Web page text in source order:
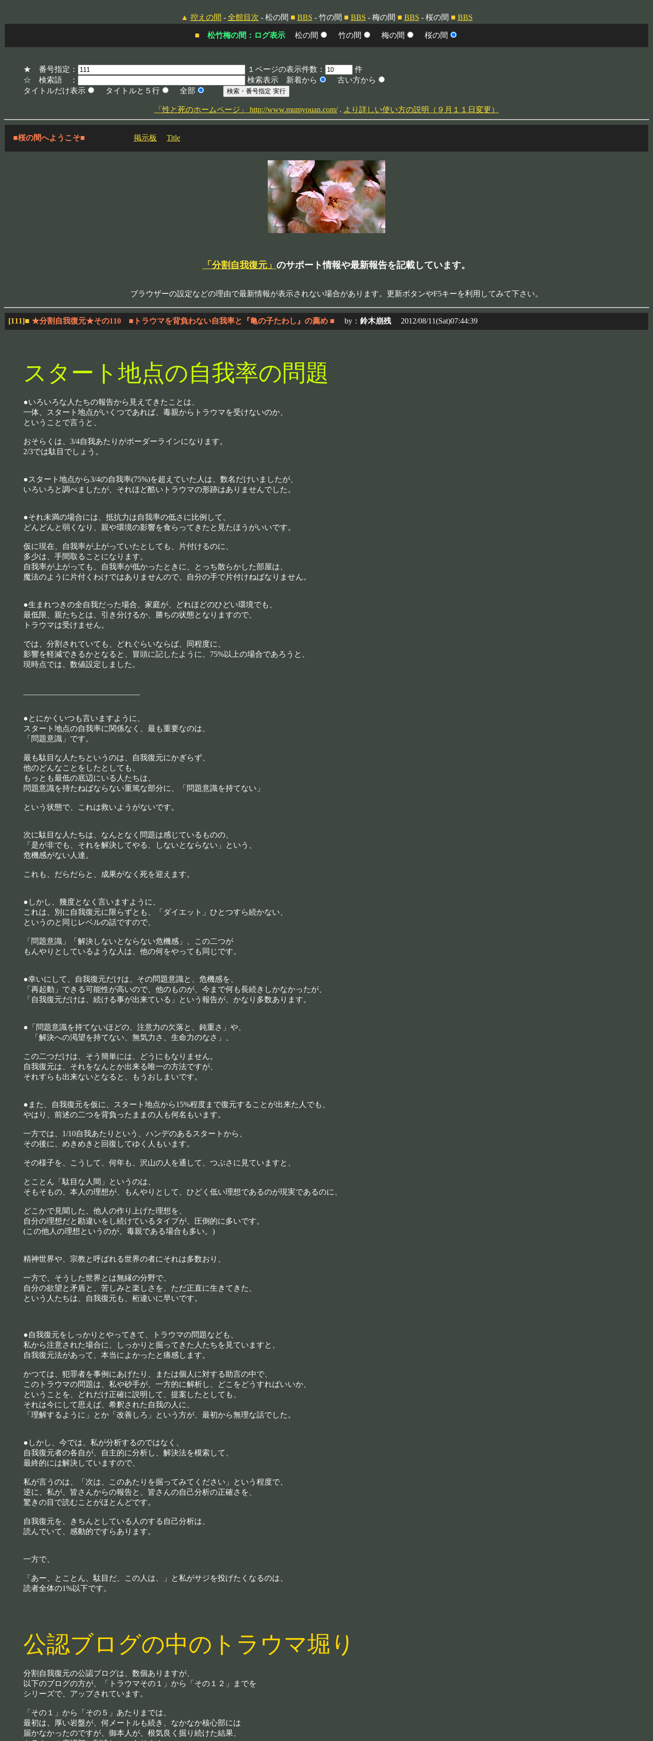
▲ 控えの間 - 全館目次 - 松の間 ■ BBS - 竹の間 ■ BBS - 梅の間 ■ BBS - 桜の間 ■ BBS
■ 松竹梅の間：ログ表示 松の間 竹の間 梅の間 桜の間
★ 番号指定： １ページの表示件数：
件
☆ 検索語 ：
検索表示 新着から
古い方から
タイトルだけ表示
タイトルと５行 全部
「性と死のホームページ」 http://www.mumyouan.com/. より詳しい使い方の説明（９月１１日変更）
■桜の間へようこそ■ 掲示板 Title
「分割自我復元」 のサポート情報や最新報告を記載しています。
ブラウザーの設定などの理由で最新情報が表示されない場合があります。更新ボタンやF5キーを利用してみて下さい。
[111]■ ★分割自我復元★その110 ■トラウマを背負わない自我率と『亀の子たわし』の薦め ■ by： 鈴木崩残 2012/08/11(Sat)07:44:39
スタート地点の自我率の問題
●いろいろな人たちの報告から見えてきたことは、
一体、スタート地点がいくつであれば、毒親からトラウマを受けないのか、
ということで言うと、
おそらくは、3/4自我あたりがボーダーラインになります。
2/3では駄目でしょう。
●スタート地点から3/4の自我率(75%)を超えていた人は、数名だけいましたが、
いろいろと調べましたが、それほど酷いトラウマの形跡はありませんでした。
●それ未満の場合には、抵抗力は自我率の低さに比例して、
どんどんと弱くなり、親や環境の影響を食らってきたと見たほうがいいです。
仮に現在、自我率が上がっていたとしても、片付けるのに、
多少は、手間取ることになります。
自我率が上がっても、自我率が低かったときに、とっち散らかした部屋は、
魔法のように片付くわけではありませんので、自分の手で片付けねばなりません。
●生まれつきの全自我だった場合、家庭が、どれほどのひどい環境でも、
最低限、親たちとは、引き分けるか、勝ちの状態となりますので、
トラウマは受けません。
では、分割されていても、どれぐらいならば、同程度に、
影響を軽減できるかとなると、冒頭に記したように、75%以上の場合であろうと、
現時点では、数値設定しました。
●とにかくいつも言いますように、
スタート地点の自我率に関係なく、最も重要なのは、
「問題意識」です。
最も駄目な人たちというのは、自我復元にかぎらず、
他のどんなことをしたとしても、
もっとも最低の底辺にいる人たちは、
問題意識を持たねばならない重篤な部分に、「問題意識を持てない」
という状態で、これは救いようがないです。
次に駄目な人たちは、なんとなく問題は感じているものの、
「是が非でも、それを解決してやる、しないとならない」という、
危機感がない人達。
これも、だらだらと、成果がなく死を迎えます。
●しかし、幾度となく言いますように、
これは、別に自我復元に限らずとも、「ダイエット」ひとつすら続かない、
というのと同じレベルの話ですので、
「問題意識」「解決しないとならない危機感」、この二つが
もんやりとしているような人は、他の何をやっても同じです。
●幸いにして、自我復元だけは、その問題意識と、危機感を、
「再起動」できる可能性が高いので、他のものが、今まで何も長続きしかなかったが、
「自我復元だけは、続ける事が出来ている」という報告が、かなり多数あります。
●「問題意識を持てないほどの、注意力の欠落と、鈍重さ」や、
「解決への渇望を持てない、無気力さ、生命力のなさ」、
この二つだけは、そう簡単には、どうにもなりません。
自我復元は、それをなんとか出来る唯一の方法ですが、
それすらも出来ないとなると、もうおしまいです。
●また、自我復元を仮に、スタート地点から15%程度まで復元することが出来た人でも、
やはり、前述の二つを背負ったままの人も何名もいます。
一方では、1/10自我あたりという、ハンデのあるスタートから、
その後に、めきめきと回復してゆく人もいます。
その様子を、こうして、何年も、沢山の人を通して、つぶさに見ていますと、
とことん「駄目な人間」というのは、
そもそもの、本人の理想が、もんやりとして、ひどく低い理想であるのが現実であるのに、
どこかで見聞した、他人の作り上げた理想を、
自分の理想だと勘違いをし続けているタイプが、圧倒的に多いです。
(この他人の理想というのが、毒親である場合も多い。)
精神世界や、宗教と呼ばれる世界の者にそれは多数おり、
一方で、そうした世界とは無縁の分野で、
自分の欲望と矛盾と、苦しみと楽しさを、ただ正直に生きてきた、
という人たちは、自我復元も、桁違いに早いです。
●自我復元をしっかりとやってきて、トラウマの問題なども、
私から注意された場合に、しっかりと掘ってきた人たちを見ていますと、
自我復元法があって、本当によかったと痛感します。
かつては、犯罪者を事例にあげたり、または個人に対する助言の中で、
このトラウマの問題は、私や砂手が、一方的に解析し、どこをどうすればいいか、
ということを、どれだけ正確に説明して、提案したとしても、
それは今にして思えば、希釈された自我の人に、
「理解するように」とか「改善しろ」という方が、最初から無理な話でした。
●しかし、今では、私が分析するのではなく、
自我復元者の各自が、自主的に分析し、解決法を模索して、
最終的には解決していますので、
私が言うのは、「次は、このあたりを掘ってみてください」という程度で、
逆に、私が、皆さんからの報告と、皆さんの自己分析の正確さを、
驚きの目で読むことがほとんどです。
自我復元を、きちんとしている人のする自己分析は、
読んでいて、感動的ですらあります。
一方で、
「あー、とことん、駄目だ、この人は、」と私がサジを投げたくなるのは、
読者全体の1%以下です。
公認ブログの中のトラウマ堀り
分割自我復元の公認ブログは、数個ありますが、
以下のブログの方が、「トラウマその１」から「その１２」までを
シリーズで、アップされています。
「その１」から「その５」あたりまでは、
最初は、厚い岩盤が、何メートルも続き、なかなか核心部には
届かなかったのですが、御本人が、根気良く掘り続けた結果、